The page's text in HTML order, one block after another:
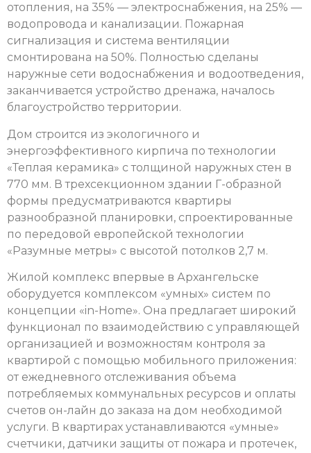
отопления, на 35% — электроснабжения, на 25% —
водопровода и канализации. Пожарная
сигнализация и система вентиляции
смонтирована на 50%. Полностью сделаны
наружные сети водоснабжения и водоотведения,
заканчивается устройство дренажа, началось
благоустройство территории.
Дом строится из экологичного и
энергоэффективного кирпича по технологии
«Теплая керамика» с толщиной наружных стен в
770 мм. В трехсекционном здании Г-образной
формы предусматриваются квартиры
разнообразной планировки, спроектированные
по передовой европейской технологии
«Разумные метры» с высотой потолков 2,7 м.
Жилой комплекс впервые в Архангельске
оборудуется комплексом «умных» систем по
концепции «in-Home». Она предлагает широкий
функционал по взаимодействию с управляющей
организацией и возможностям контроля за
квартирой с помощью мобильного приложения:
от ежедневного отслеживания объема
потребляемых коммунальных ресурсов и оплаты
счетов он-лайн до заказа на дом необходимой
услуги. В квартирах устанавливаются «умные»
счетчики, датчики защиты от пожара и протечек,